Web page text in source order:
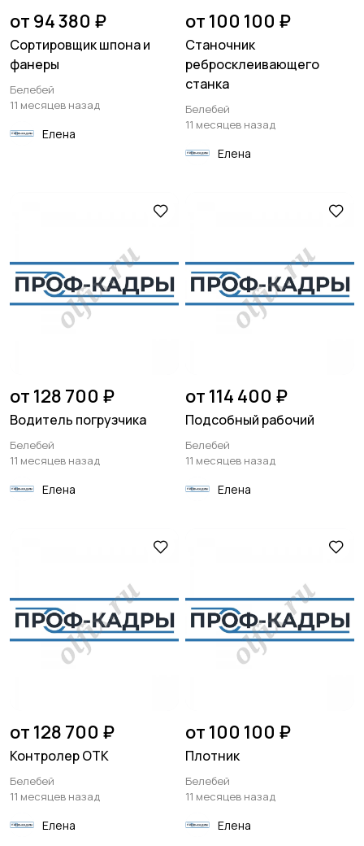
от 94 380 ₽
Сортировщик шпона и
фанеры
Белебей
11 месяцев назад
Елена
от 100 100 ₽
Станочник
ребросклеивающего
станка
Белебей
11 месяцев назад
Елена
от 128 700 ₽
Водитель погрузчика
Белебей
11 месяцев назад
Елена
от 114 400 ₽
Подсобный рабочий
Белебей
11 месяцев назад
Елена
от 128 700 ₽
Контролер ОТК
Белебей
11 месяцев назад
Елена
от 100 100 ₽
Плотник
Белебей
11 месяцев назад
Елена